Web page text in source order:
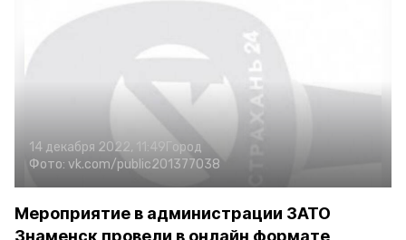
14 декабря 2022, 11:49Город
Фото: vk.com/public201377038
Мероприятие в администрации ЗАТО
Знаменск провели в онлайн формате